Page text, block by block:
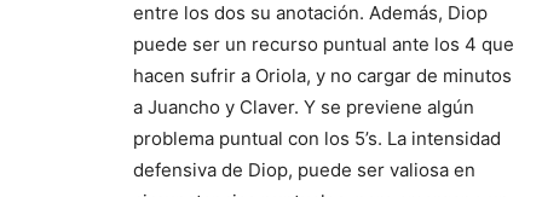
entre los dos su anotación. Además, Diop
puede ser un recurso puntual ante los 4 que
hacen sufrir a Oriola, y no cargar de minutos
a Juancho y Claver. Y se previene algún
problema puntual con los 5’s. La intensidad
defensiva de Diop, puede ser valiosa en